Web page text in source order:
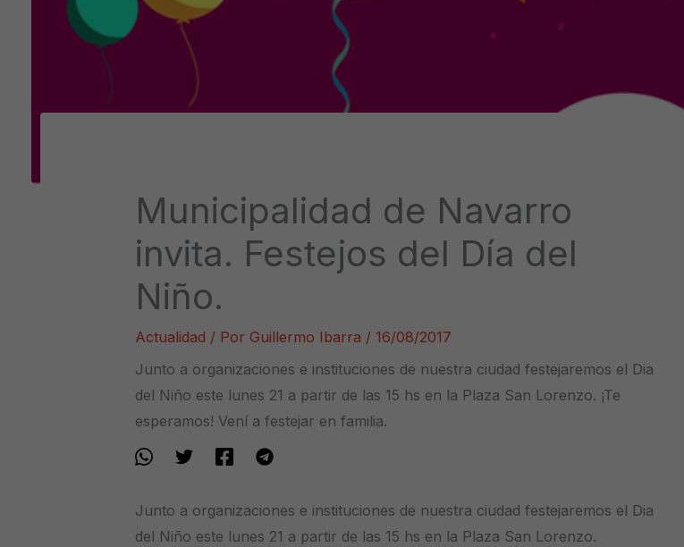
Municipalidad de Navarro
invita. Festejos del Día del
Niño.
Actualidad / Por Guillermo Ibarra /16/08/2017
Junto a organizaciones e instituciones de nuestra ciudad festejaremos el Dia
del Niño este lunes 21 a partir de las 15 hs en la Plaza San Lorenzo. ¡Te
esperamos! Vení a festejar en familia.
Junto a organizaciones e instituciones de nuestra ciudad festejaremos el Dia
del Niño este lunes 21 a partir de las 15 hs en la Plaza San Lorenzo.